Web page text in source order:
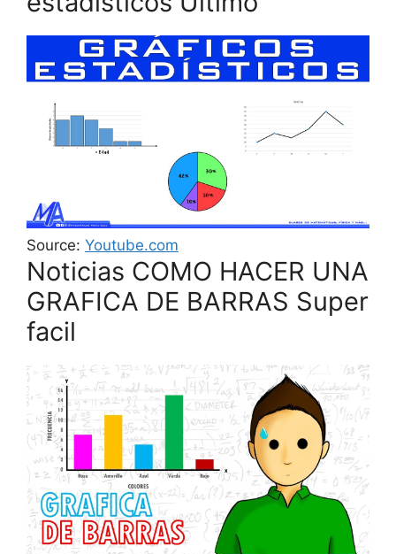
Source: Youtube.com
Noticias COMO HACER UNA
GRAFICA DE BARRAS Super
facil